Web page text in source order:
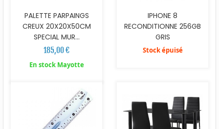
PALETTE PARPAINGS
CREUX 20X20X50CM
SPECIAL MUR...
185,00 €
En stock Mayotte
IPHONE 8
RECONDITIONNE 256GB
GRIS
Stock épuisé